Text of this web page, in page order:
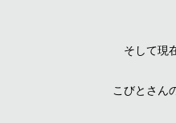
そして現
こびとさん